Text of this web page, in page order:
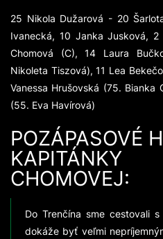
25 Nikola Dužarová - 20
Ivanecká, 10 Janka Jusková, 2
Chomová (C), 14 Laura
Nikoleta Tiszová), 11 Lea
Vanessa Hrušovská (75. Bianka
(55. Eva Havírová)
POZÁPASOVÉ
CHOMOVEJ:
Do Trenčína sme cestovali
dokáže byť veľmi